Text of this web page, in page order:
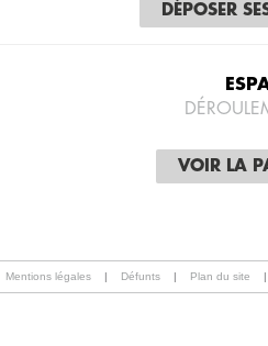
DÉPOSER
VOIR LA
Mentions légales | Défunts | Plan du site |